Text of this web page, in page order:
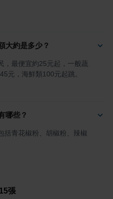
大約是多少？
，最便宜約25元起，一般蔬
元，海鮮類100元起跳。
哪些？
括青花椒粉、胡椒粉、辣椒
15張